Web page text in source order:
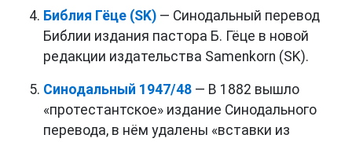
Библия Гёце (SK) — Синодальный перевод
Библии издания пастора Б. Гёце в новой
редакции издательства Samenkorn (SK).
Синодальный 1947/48 — В 1882 вышло
«протестантское» издание Синодального
перевода, в нём удалены «вставки из